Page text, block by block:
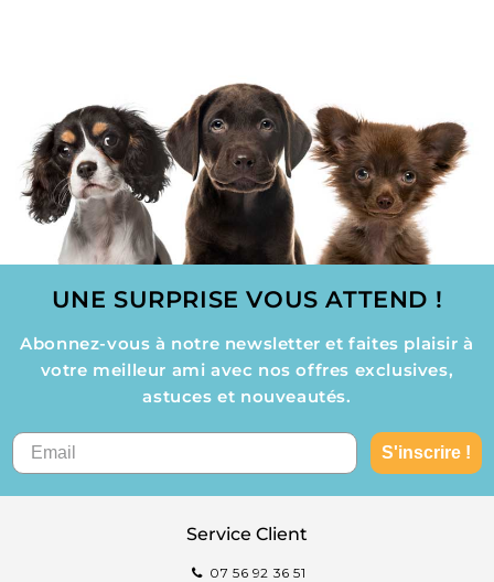
UNE SURPRISE VOUS ATTEND !
Abonnez-vous à notre newsletter et faites plaisir à
votre meilleur ami avec nos offres exclusives,
astuces et nouveautés.
S'inscrire !
Service Client
07 56 92 36 51